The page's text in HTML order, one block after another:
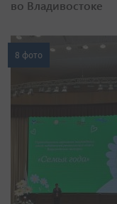
во Владивостоке
8 фото